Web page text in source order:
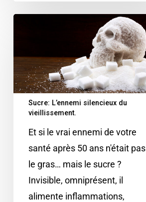
Sucre: L’ennemi silencieux du
vieillissement.
Et si le vrai ennemi de votre
santé après 50 ans n'était pas
le gras… mais le sucre ?
Invisible, omniprésent, il
alimente inflammations,